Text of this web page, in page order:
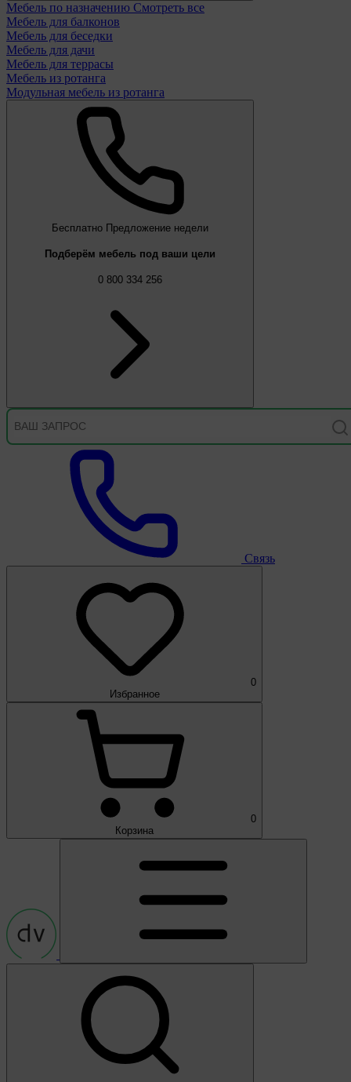
Мебель по назначению Смотреть все
Мебель для балконов
Мебель для беседки
Мебель для дачи
Мебель для террасы
Мебель из ротанга
Модульная мебель из ротанга
Бесплатно Предложение недели
Подберём мебель под ваши цели
0 800 334 256
Связь
0
Избранное
0
Корзина